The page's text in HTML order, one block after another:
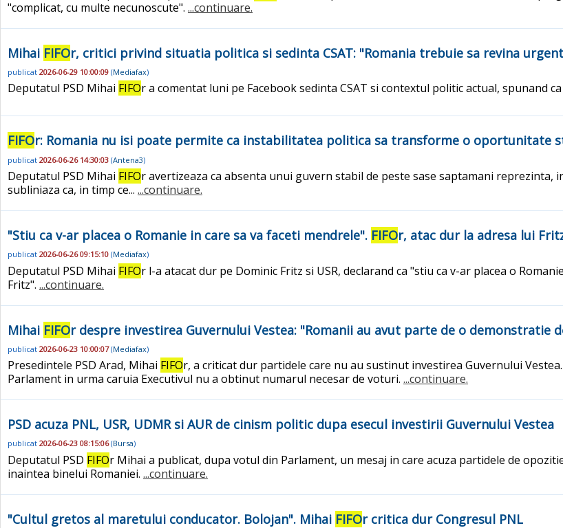
"complicat, cu multe necunoscute". ...continuare.
Mihai FIFOr, critici privind situatia politica si sedinta CSAT: "Romania trebuie sa revina
publicat 2026-06-29 10:00:09 (Mediafax)
Deputatul PSD Mihai FIFOr a comentat luni pe Facebook sedinta CSAT si contextul politic actual, spunand
FIFOr: Romania nu isi poate permite ca instabilitatea politica sa transforme o oportunitate
publicat 2026-06-26 14:30:03 (Antena3)
Deputatul PSD Mihai FIFOr avertizeaza ca absenta unui guvern stabil de peste sase saptamani reprezinta,
subliniaza ca, in timp ce... ...continuare.
"Stiu ca v-ar placea o Romanie in care sa va faceti mendrele". FIFOr, atac dur la adresa lui
publicat 2026-06-26 09:15:10 (Mediafax)
Deputatul PSD Mihai FIFOr l-a atacat dur pe Dominic Fritz si USR, declarand ca "stiu ca v-ar placea o
Fritz". ...continuare.
Mihai FIFOr despre investirea Guvernului Vestea: "Romanii au avut parte de o demonstratie
publicat 2026-06-23 10:00:07(Mediafax)
Presedintele PSD Arad, Mihai FIFOr, a criticat dur partidele care nu au sustinut investirea Guvernului
Parlament in urma caruia Executivul nu a obtinut numarul necesar de voturi. ...continuare.
PSD acuza PNL, USR, UDMR si AUR de cinism politic dupa esecul investirii Guvernului Vestea
publicat 2026-06-23 08:15:06(Bursa)
Deputatul PSD FIFOr Mihai a publicat, dupa votul din Parlament, un mesaj in care acuza partidele de
inaintea binelui Romaniei. ...continuare.
"Cultul gretos al maretului conducator. Bolojan". Mihai FIFOr critica dur Congresul PNL